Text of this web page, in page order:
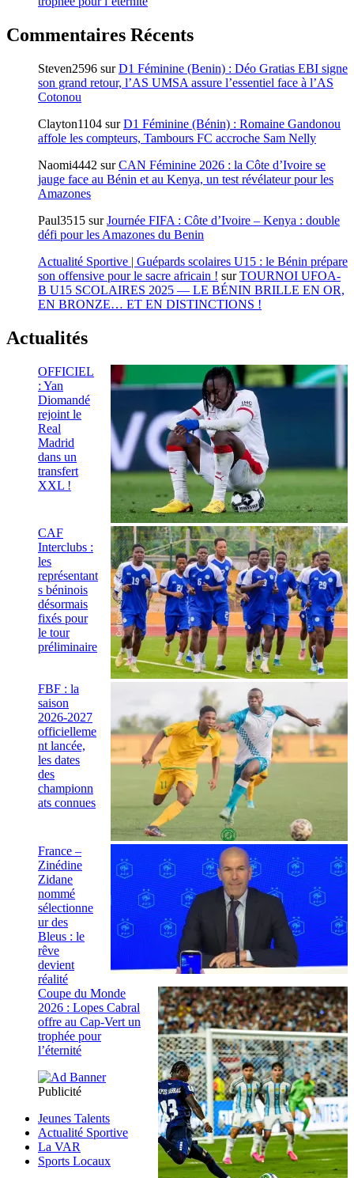
Commentaires Récents
Steven2596 surD1 Féminine (Benin) : Déo Gratias EBI signe
son grand retour, l’AS UMSA assure l’essentiel face à l’AS
Cotonou
Clayton1104 surD1 Féminine (Bénin) : Romaine Gandonou
affole les compteurs, Tambours FC accroche Sam Nelly
Naomi4442 surCAN Féminine 2026 : la Côte d’Ivoire se
jauge face au Bénin et au Kenya, un test révélateur pour les
Amazones
Paul3515 surJournée FIFA : Côte d’Ivoire – Kenya : double
défi pour les Amazones du Benin
Actualité Sportive | Guépards scolaires U15 : le Bénin prépare
son offensive pour le sacre africain ! surTOURNOI UFOA-
B U15 SCOLAIRES 2025 — LE BÉNIN BRILLE EN OR,
EN BRONZE… ET EN DISTINCTIONS !
Actualités
OFFICIEL
: Yan
Diomandé
rejoint le
Real
Madrid
dans un
transfert
XXL !
CAF
Interclubs :
les
représentant
s béninois
désormais
fixés pour
le tour
préliminaire
FBF : la
saison
2026-2027
officielleme
nt lancée,
les dates
des
championn
ats connues
France –
Zinédine
Zidane
nommé
sélectionne
ur des
Bleus : le
rêve
devient
réalité
Coupe du Monde
2026 : Lopes Cabral
offre au Cap-Vert un
trophée pour
l’éternité
Publicité
Jeunes Talents
Actualité Sportive
La VAR
Sports Locaux